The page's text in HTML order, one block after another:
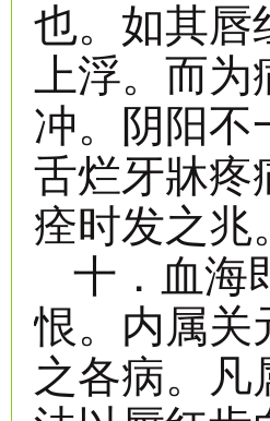
也。如其唇
上浮。而
冲。阴阳不
舌烂牙牀疼
痊时发之兆
十．血海
恨。内属关
之各病。凡